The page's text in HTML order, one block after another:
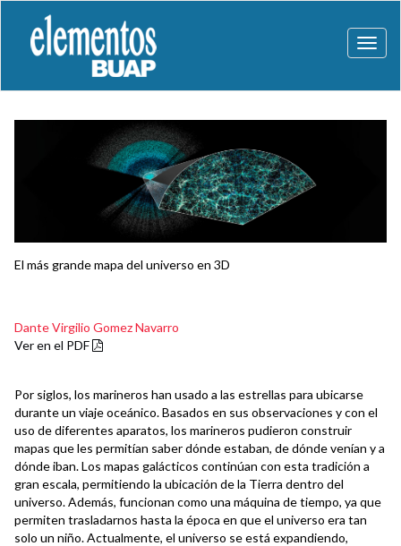
El más grande mapa del universo en 3D
Dante Virgilio Gomez Navarro
Ver en el PDF
Por siglos, los marineros han usado a las estrellas para ubicarse
durante un viaje oceánico. Basados en sus observaciones y con el
uso de diferentes aparatos, los marineros pudieron construir
mapas que les permitían saber dónde estaban, de dónde venían y a
dónde iban. Los mapas galácticos continúan con esta tradición a
gran escala, permitiendo la ubicación de la Tierra dentro del
universo. Además, funcionan como una máquina de tiempo, ya que
permiten trasladarnos hasta la época en que el universo era tan
solo un niño. Actualmente, el universo se está expandiendo,